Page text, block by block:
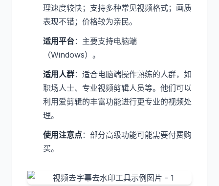
理速度较快；支持多种常见视频格式；画质
表现不错；价格较为亲民。
适用平台：主要支持电脑端
（Windows）。
适用人群：适合电脑端操作熟练的人群，如
职场人士、专业视频剪辑人员等。他们可以
利用爱剪辑的丰富功能进行更专业的视频处
理。
使用注意点：部分高级功能可能需要付费购
买。